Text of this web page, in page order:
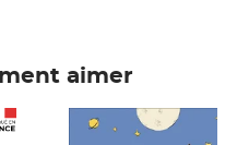
aimer
Prix 7,50€